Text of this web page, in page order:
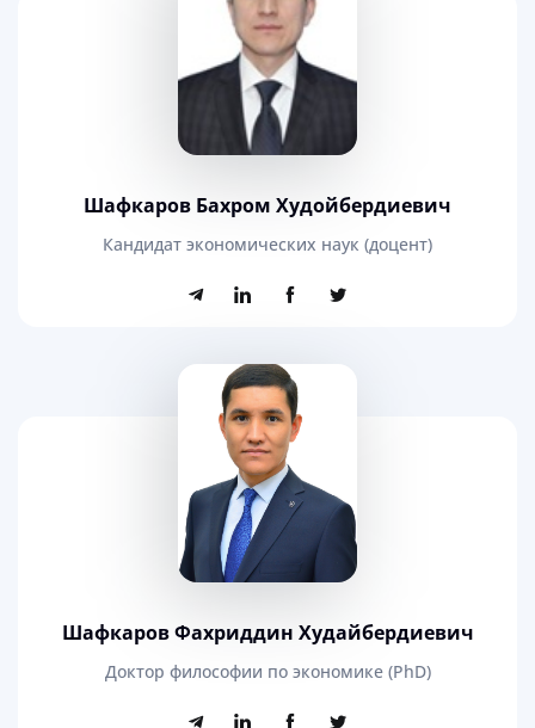
Шафкаров Бахром Худойбердиевич
Кандидат экономических наук (доцент)
Шафкаров Фахриддин Худайбердиевич
Доктор философии по экономике (PhD)